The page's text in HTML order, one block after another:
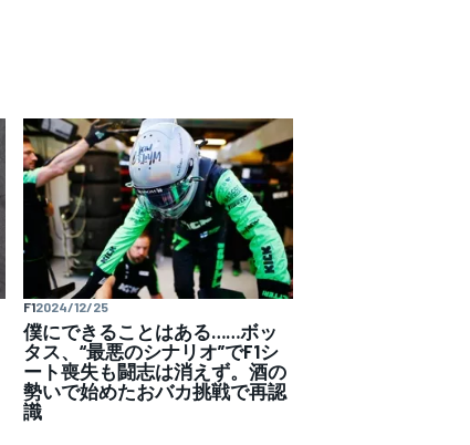
F12024/12/25
僕にできることはある……ボッ
タス、“最悪のシナリオ”でF1シ
ート喪失も闘志は消えず。酒の
勢いで始めたおバカ挑戦で再認
識